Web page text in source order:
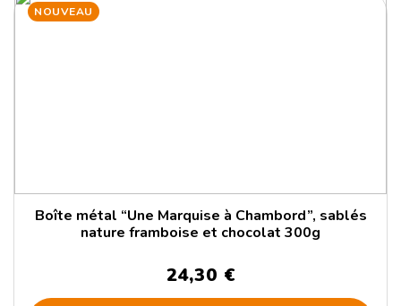
NOUVEAU
Boîte métal “Une Marquise à Chambord”, sablés
nature framboise et chocolat 300g
24,30 €